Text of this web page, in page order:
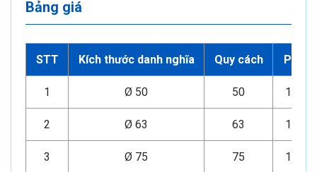
Bảng giá
STT Kích thước danh nghĩa Quy cách PN
1 Ø 50 50 16
2 Ø 63 63 16
3 Ø 75 75 16